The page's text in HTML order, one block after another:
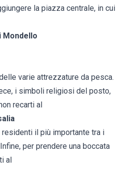
la piazza centrale, in cui
Mondello
varie attrezzature da pesca.
i simboli religiosi del posto,
recarti al
il più importante tra i
per prendere una boccata
al